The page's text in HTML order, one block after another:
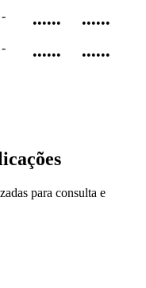
•••••• ••••••
••••••
••••••
para consulta e